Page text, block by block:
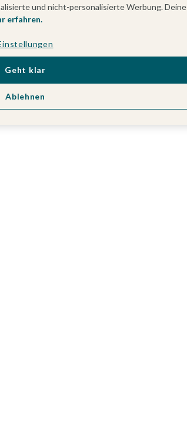
und nicht-personalisierte Werbung. Deine
erfahren.
Ablehnen
Geht klar